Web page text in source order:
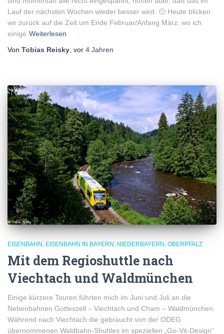
Lauf der nächsten Wochen wieder besser wird. 🙂 Heute blicken
wir zurück auf die Zeit um Ende Februar/Anfang März, wo ich
einige Weiterlesen
Von Tobias Reisky , vor 4 Jahren
EISENBAHN EISENBAHN IN BAYERN NIEDERBAYERN OBERPFALZ
Mit dem Regioshuttle nach
Viechtach und Waldmünchen
Einige kürzere Touren führten mich im Juni und Juli an die
Nebenbahnen Gotteszell – Viechtach und Cham – Waldmünchen.
Während nach Viechtach die gebraucht von der ODEG
übernommenen Waldbahn-Shuttles im speziellen „Go-Vit-Design“